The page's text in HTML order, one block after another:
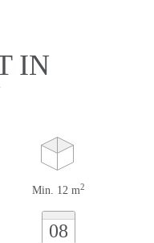
IN
Min. 12 m2
08